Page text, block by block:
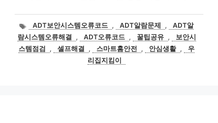
태
그
ADT보안시스템오류코드 , ADT알람문제 ,
ADT알
람시스템오류해결
, ADT오류코드 , 꿀팁공유 ,
보안시
스템점검
, 셀프해결 , 스마트홈안전 , 안심생활 ,
우
리집지킴이